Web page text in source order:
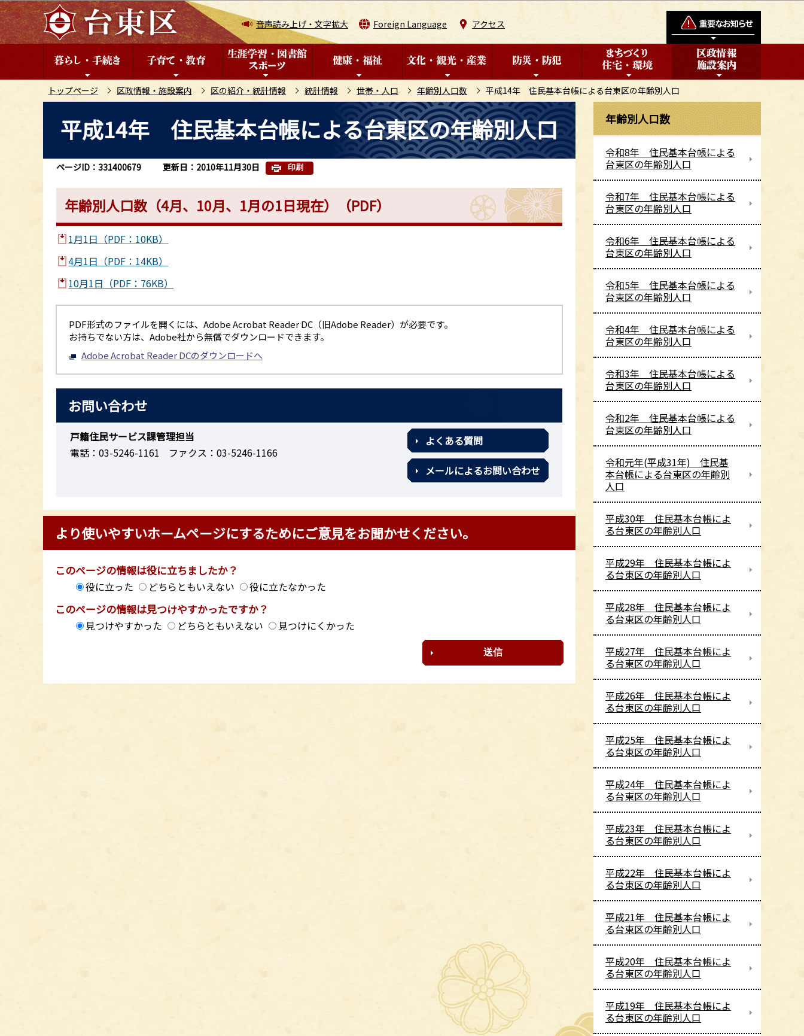
こ
の
ペ
音声読み上げ・文字拡大 Foreign Language アクセス
トップページ 区政情報・施設案内 区の紹介・統計情報 統計情報 世帯・人口 年齢別人口数 平成14年 住民基本台帳による台東区の年齢別人口
こ
平成14年 住民基本台帳による台東区の年齢別人口
ページID：331400679 更新日：2010年11月30日 印刷
年齢別人口数（4月、10月、1月の1日現在）（PDF）
1月1日（PDF：10KB）
4月1日（PDF：14KB）
10月1日（PDF：76KB）
PDF形式のファイルを開くには、Adobe Acrobat Reader DC（旧Adobe Reader）が必要です。
お持ちでない方は、Adobe社から無償でダウンロードできます。
Adobe Acrobat Reader DCのダウンロードへ
お問い合わせ
戸籍住民サービス課管理担当
電話：03-5246-1161
ファクス：03-5246-1166
よくある質問
メールによるお問い合わせ
より使いやすいホームページにするためにご意見をお聞かせください。
このページの情報は役に立ちましたか？
役に立った どちらともいえない 役に立たなかった
このページの情報は見つけやすかったですか？
見つけやすかった どちらともいえない 見つけにくかった
年齢別人口数
令和8年 住民基本台帳による
台東区の年齢別人口
令和7年 住民基本台帳による
台東区の年齢別人口
令和6年 住民基本台帳による
台東区の年齢別人口
令和5年 住民基本台帳による
台東区の年齢別人口
令和4年 住民基本台帳による
台東区の年齢別人口
令和3年 住民基本台帳による
台東区の年齢別人口
令和2年 住民基本台帳による
台東区の年齢別人口
令和元年(平成31年) 住民基
本台帳による台東区の年齢別
人口
平成30年 住民基本台帳によ
る台東区の年齢別人口
平成29年 住民基本台帳によ
る台東区の年齢別人口
平成28年 住民基本台帳によ
る台東区の年齢別人口
平成27年 住民基本台帳によ
る台東区の年齢別人口
平成26年 住民基本台帳によ
る台東区の年齢別人口
平成25年 住民基本台帳によ
る台東区の年齢別人口
平成24年 住民基本台帳によ
る台東区の年齢別人口
平成23年 住民基本台帳によ
る台東区の年齢別人口
平成22年 住民基本台帳によ
る台東区の年齢別人口
平成21年 住民基本台帳によ
る台東区の年齢別人口
平成20年 住民基本台帳によ
る台東区の年齢別人口
平成19年 住民基本台帳によ
る台東区の年齢別人口